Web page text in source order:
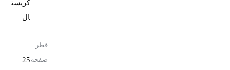
کریست
ال
قطر
صفحه 25